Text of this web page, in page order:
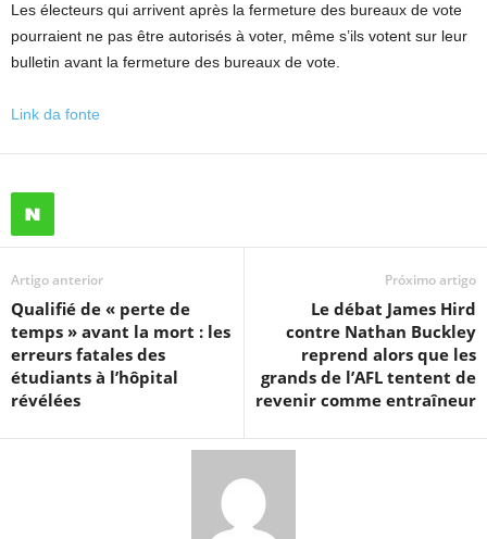
Les électeurs qui arrivent après la fermeture des bureaux de vote
pourraient ne pas être autorisés à voter, même s’ils votent sur leur
bulletin avant la fermeture des bureaux de vote.
Link da fonte
Artigo anterior
Qualifié de « perte de
temps » avant la mort : les
erreurs fatales des
étudiants à l’hôpital
révélées
Próximo artigo
Le débat James Hird
contre Nathan Buckley
reprend alors que les
grands de l’AFL tentent de
revenir comme entraîneur